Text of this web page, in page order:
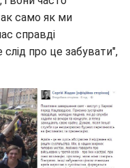
само як ми
справді
про це забувати",